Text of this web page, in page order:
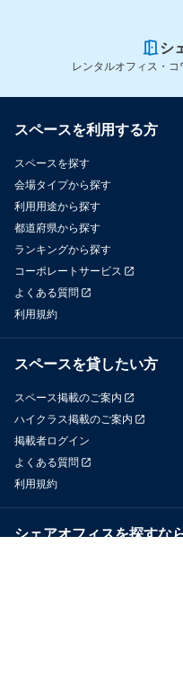
シ
レンタルオフィス・
スペースを利用する方
スペースを探す
会場タイプから探す
利用用途から探す
都道府県から探す
ランキングから探す
コーポレートサービス
よくある質問
利用規約
スペースを貸したい方
スペース掲載のご案内
ハイクラス掲載のご案内
掲載者ログイン
よくある質問
利用規約
シェアオフィスを探すな